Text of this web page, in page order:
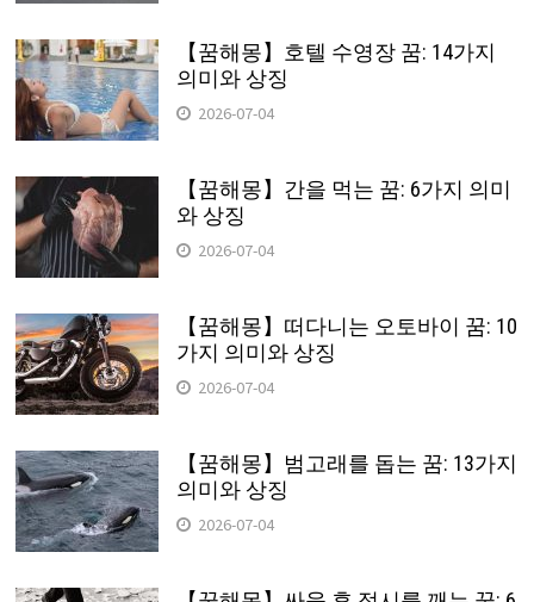
【꿈해몽】호텔 수영장 꿈: 14가지
의미와 상징
2026-07-04
【꿈해몽】간을 먹는 꿈: 6가지 의미
와 상징
2026-07-04
【꿈해몽】떠다니는 오토바이 꿈: 10
가지 의미와 상징
2026-07-04
【꿈해몽】범고래를 돕는 꿈: 13가지
의미와 상징
2026-07-04